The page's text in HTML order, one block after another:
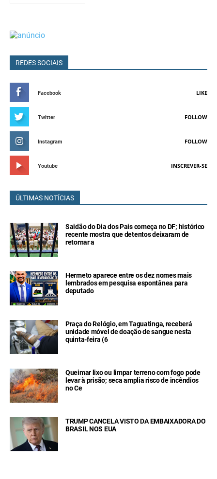
REDES SOCIAIS
Facebook LIKE
Twitter FOLLOW
Instagram FOLLOW
Youtube INSCREVER-SE
ÚLTIMAS NOTÍCIAS
Saidão do Dia dos Pais começa no DF; histórico
recente mostra que detentos deixaram de
retornar a
Hermeto aparece entre os dez nomes mais
lembrados em pesquisa espontânea para
deputado
Praça do Relógio, em Taguatinga, receberá
unidade móvel de doação de sangue nesta
quinta-feira (6
Queimar lixo ou limpar terreno com fogo pode
levar à prisão; seca amplia risco de incêndios
no Ce
TRUMP CANCELA VISTO DA EMBAIXADORA DO
BRASIL NOS EUA